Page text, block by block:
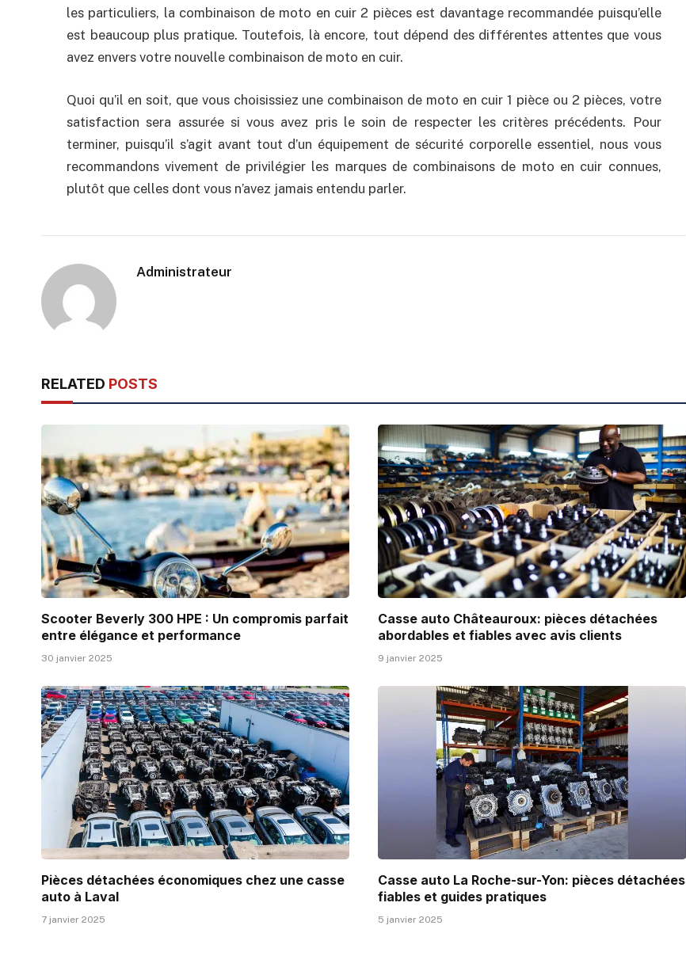
les particuliers, la combinaison de moto en cuir 2 pièces est davantage recommandée puisqu’elle
est beaucoup plus pratique. Toutefois, là encore, tout dépend des différentes attentes que vous
avez envers votre nouvelle combinaison de moto en cuir.
Quoi qu’il en soit, que vous choisissiez une combinaison de moto en cuir 1 pièce ou 2 pièces, votre
satisfaction sera assurée si vous avez pris le soin de respecter les critères précédents. Pour
terminer, puisqu’il s’agit avant tout d’un équipement de sécurité corporelle essentiel, nous vous
recommandons vivement de privilégier les marques de combinaisons de moto en cuir connues,
plutôt que celles dont vous n’avez jamais entendu parler.
Administrateur
RELATED POSTS
Scooter Beverly 300 HPE : Un compromis parfait
entre élégance et performance
30 janvier 2025
Casse auto Châteauroux: pièces détachées
abordables et fiables avec avis clients
9 janvier 2025
Pièces détachées économiques chez une casse
auto à Laval
7 janvier 2025
Casse auto La Roche-sur-Yon: pièces détachées
fiables et guides pratiques
5 janvier 2025